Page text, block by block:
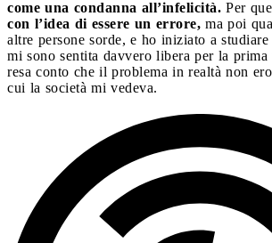
come una condanna all’infelicità. Per
con l’idea di essere un errore, ma poi
altre persone sorde, e ho iniziato a
mi sono sentita davvero libera per la
resa conto che il problema in realtà non
cui la società mi vedeva.